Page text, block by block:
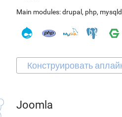
Main modules:drupal, php, mysqld
Joomla